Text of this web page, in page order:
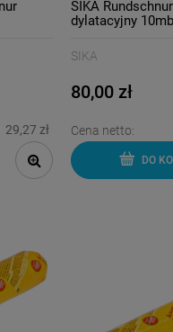
29,27 zł
SIKA
dylatacyjny 10mb
SIKA
80,00 zł
Cena netto:
DO